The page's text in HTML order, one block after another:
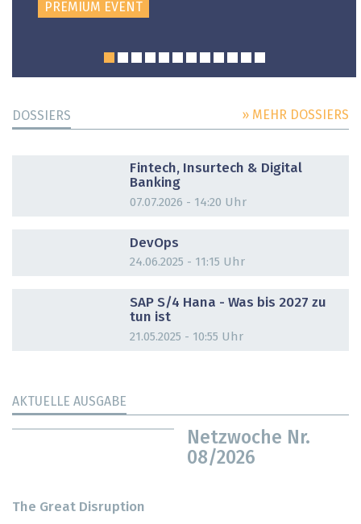
PREMIUM EVENT
DOSSIERS » MEHR DOSSIERS
Fintech, Insurtech & Digital
Banking
07.07.2026 - 14:20 Uhr
DevOps
24.06.2025 - 11:15 Uhr
SAP S/4 Hana - Was bis 2027 zu
tun ist
21.05.2025 - 10:55 Uhr
AKTUELLE AUSGABE
Netzwoche Nr.
08/2026
The Great Disruption